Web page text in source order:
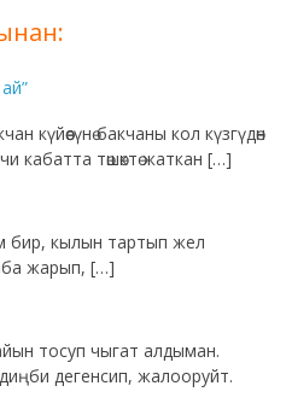
күйөөсүнө бакчаны кол күзгүдөн
кабатта төшөктө жаткан […]
бир, кылын тартып жел
жарып, […]
тосуп чыгат алдыман.
дегенсип, жалооруйт.